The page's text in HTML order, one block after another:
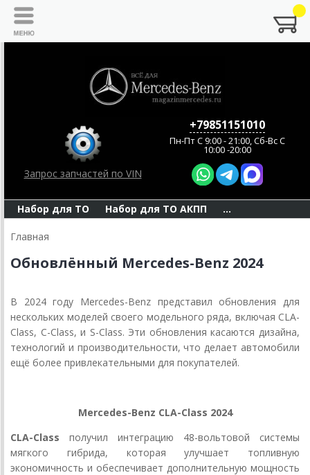
Запрос запчастей по VIN
+79851151010
Пн-Пт C 9:00 - 21:00, Сб-Вс С
10:00 -20:00
Набор для ТО Набор для ТО АКПП ...
Главная
Обновлённый Mercedes-Benz 2024
В 2024 году Mercedes-Benz представил обновления для
нескольких моделей своего модельного ряда, включая CLA-
Class, C-Class, и S-Class. Эти обновления касаются дизайна,
технологий и производительности, что делает автомобили
ещё более привлекательными для покупателей.
Mercedes-Benz CLA-Class 2024
CLA-Class получил интеграцию 48-вольтовой системы
мягкого гибрида, которая улучшает топливную
экономичность и обеспечивает дополнительную мощность